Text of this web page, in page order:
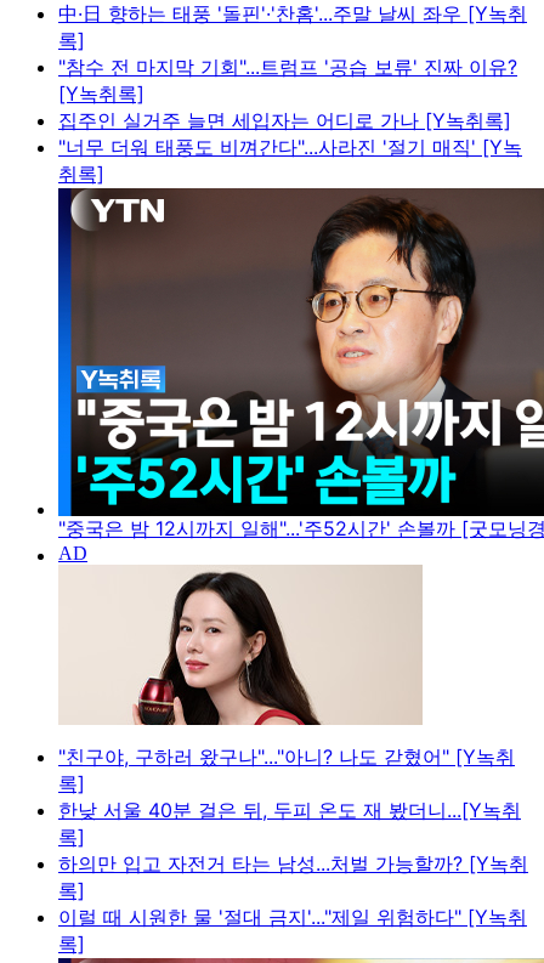
中·日 향하는 태풍 '돌핀'·'찬홈'...주말 날씨 좌우 [Y녹취
록]
"참수 전 마지막 기회"...트럼프 '공습 보류' 진짜 이유?
[Y녹취록]
집주인 실거주 늘면 세입자는 어디로 가나 [Y녹취록]
"너무 더워 태풍도 비껴간다"...사라진 '절기 매직' [Y녹
취록]
"중국은 밤 12시까지 일해"...'주52시간' 손볼까 [굿모닝
"친구야, 구하러 왔구나"..."아니? 나도 갇혔어" [Y녹취
록]
한낮 서울 40분 걸은 뒤, 두피 온도 재 봤더니...[Y녹취
록]
하의만 입고 자전거 타는 남성...처벌 가능할까? [Y녹취
록]
이럴 때 시원한 물 '절대 금지'..."제일 위험하다" [Y녹취
록]